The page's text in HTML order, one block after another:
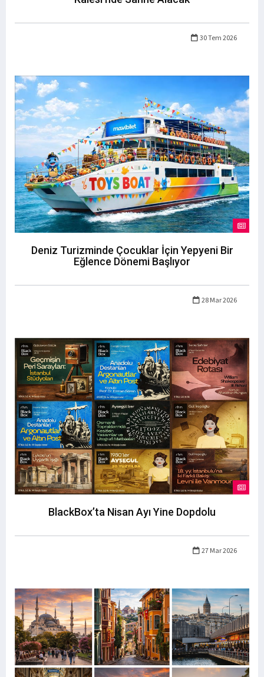
30 Tem 2026
Deniz Turizminde Çocuklar İçin Yepyeni Bir
Eğlence Dönemi Başlıyor
28 Mar 2026
BlackBox’ta Nisan Ayı Yine Dopdolu
27 Mar 2026